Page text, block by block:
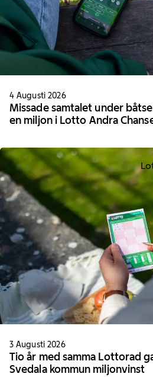
4 Augusti 2026
Missade samtalet under
en miljon i Lotto Andra
3 Augusti 2026
Tio år med samma Lottorad
Svedala kommun miljonvinst